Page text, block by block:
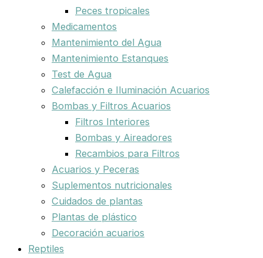
Peces tropicales
Medicamentos
Mantenimiento del Agua
Mantenimiento Estanques
Test de Agua
Calefacción e Iluminación Acuarios
Bombas y Filtros Acuarios
Filtros Interiores
Bombas y Aireadores
Recambios para Filtros
Acuarios y Peceras
Suplementos nutricionales
Cuidados de plantas
Plantas de plástico
Decoración acuarios
Reptiles